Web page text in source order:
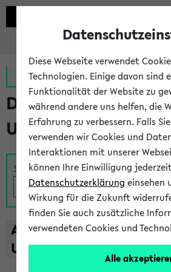
Zur MeineUni App
Das Lehrangebot
Universität Bielefeld
Suche
A B C D E F G H I J K L M
U
V W X
Diese Webseite verwendet
Technologien. Einige davon sind
Funktionalität der Website zu
während andere uns helfen, die
Erfahrung zu verbessern. Falls
verwenden wir Cookies und
Interaktionen mit unserer
können Ihre Einwilligung
Datenschutzerklärung einsehen
Wirkung für die Zukunft
finden Sie auch zusätzliche
verwendeten Cookies und
Alle